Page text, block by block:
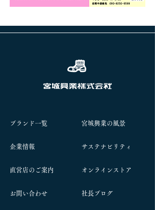
前へ 次へ
ブランド一覧
企業情報
​直営店のご案内
お問い合わせ
宮城興業の風景
サステナビリティ
オンラインストア
社長ブログ